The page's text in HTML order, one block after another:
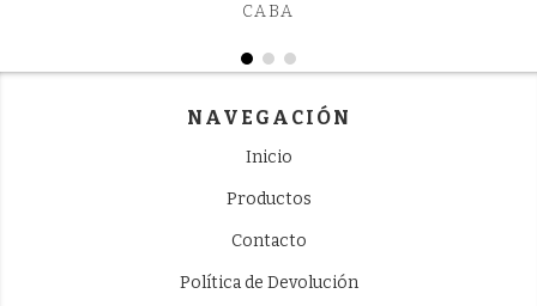
CABA
NAVEGACIÓN
Inicio
Productos
Contacto
Política de Devolución